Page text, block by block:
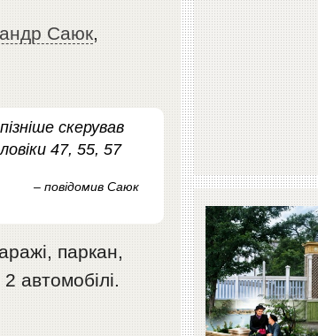
Саюк,
скерував
47, 55, 57
– повідомив Саюк
паркан,
автомобілі.